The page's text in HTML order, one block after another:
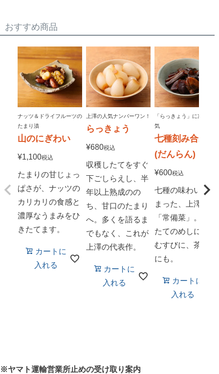
おすすめ商品
ナッツ＆ドライフルーツの
たまり漬
山のにぎわい
¥1,100税込
たまりの甘じょっ
ぱさが、ナッツの
カリカリの食感と
濃厚なうまみをひ
きたてます。
カートに
入れる
上澤の人気ナンバーワン！
らっきょう
¥680税込
収穫したてをすぐ
下ごしらえし、半
年以上熟成のの
ち、甘口のたまり
へ。多くを語るま
でもなく、これが
上澤の代表作。
カートに
入れる
「らっきょう」に次いで人
気
七種刻み合わせ
(だんらん)
¥600税込
七種の味わいが詰
まった、上澤の
「常備菜」。炊き
たてのめしに、お
むすびに、茶漬け
にも。
カートに
入れる
※ヤマト運輸営業所止めの受け取り案内